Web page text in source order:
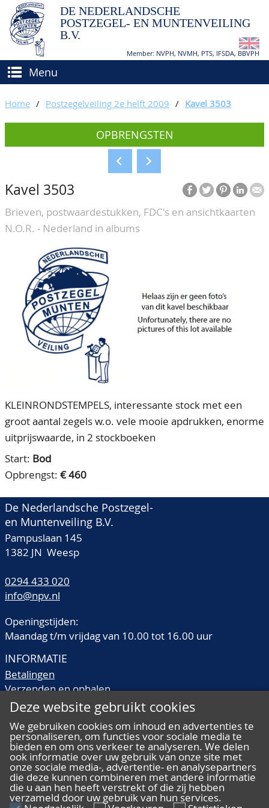
DE NEDERLANDSCHE
POSTZEGEL- EN MUNTENVEILING
B.V.
Member: NVPH, NVMH, PTS, IFSDA, BBVPH
Menu
(VER)KOPEN
Hoe verkopen?
Voorwaarden
BIEDEN
CATALOGI/OPBRENGSTEN
KEURINGSDIENST
OVER ONS
Ons Team
80 jarig bestaan
CONTACT
ACCOUNT
Home / Postzegelveiling 2e helft 2009 / Kavel 3503
OPBRENGSTEN
Kavel 3503
Brieven, postwaardestukken, FDC's en ansichtkaarten
N.O.R. - Nederland in albums
KLEINRONDSTEMPELS, interessante stock met een
groot aantal zegels w.o. vele mooie apdrukken, enorme
uitprijswaarde, in 2 stockboeken
Start: Bod
Opbrengst: € 460
De Nederlandsche Postzegel-
en Muntenveiling B.V.
Pampuslaan 145
1382 JN Weesp
0294 433 020
info@npv.nl
Openingstijden:
Maandag t/m vrijdag van 10.00 tot 16.00 uur
INFORMATIE
Betalingen
Verzenden en ophalen
Veilingtermen
Kwaliteitsomschrijvingen
Veelgestelde vragen
ALGEMEEN
Deze website gebruikt cookies
We gebruiken cookies om inhoud en advertenties te
personaliseren, om functies voor sociale media te
bieden en om ons verkeer te analyseren. We delen
ook informatie over uw gebruik van onze site met
onze sociale media-, advertentie- en analysepartners
die deze kunnen combineren met andere informatie
die u aan hen heeft verstrekt of die zij hebben
verzameld door uw gebruik van hun services.